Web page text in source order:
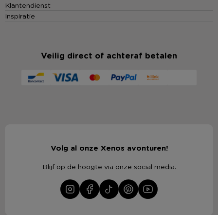
Klantendienst
Inspiratie
Veilig direct of achteraf betalen
Volg al onze Xenos avonturen!
Blijf op de hoogte via onze social media.